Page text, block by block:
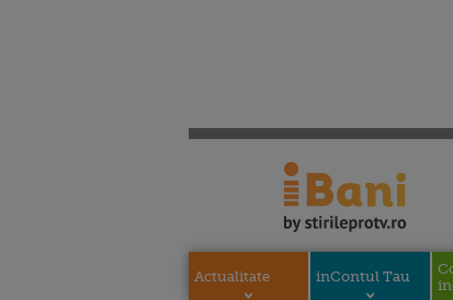
Actualitate inContul Tau